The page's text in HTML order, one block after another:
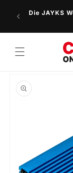
Inhalt
Die JAYKS